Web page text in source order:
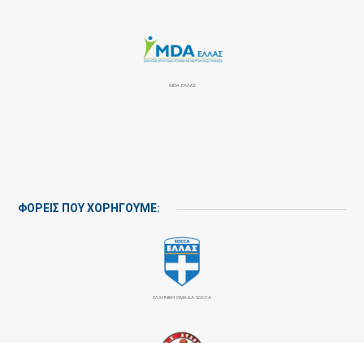
MDA ΕΛΛΑΣ
ΦΟΡΕΙΣ ΠΟΥ ΧΟΡΗΓΟΥΜΕ:
ΕΛΛΗΝΙΚΗ ΟΜΑΔΑ SOCCA